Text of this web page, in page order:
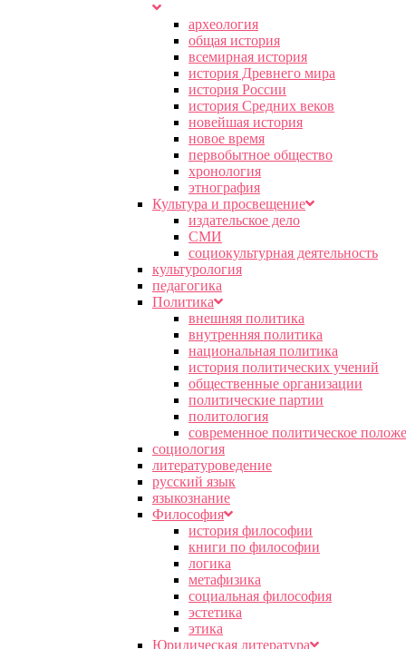
археология
общая история
всемирная история
история Древнего мира
история России
история Средних веков
новейшая история
новое время
первобытное общество
хронология
этнография
Культура и просвещение
издательское дело
СМИ
социокультурная деятельность
культурология
педагогика
Политика
внешняя политика
внутренняя политика
национальная политика
история политических учений
общественные организации
политические партии
политология
современное политическое
социология
литературоведение
русский язык
языкознание
Философия
история философии
книги по философии
логика
метафизика
социальная философия
эстетика
этика
Юридическая литература